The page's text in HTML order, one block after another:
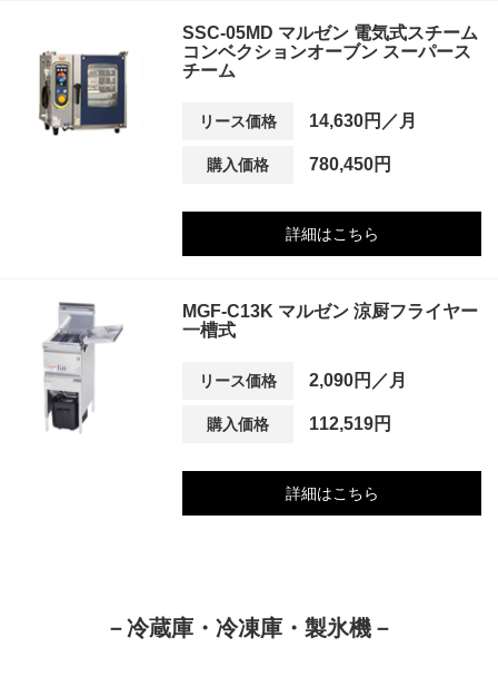
SSC-05MD マルゼン 電気式スチーム
コンベクションオーブン スーパース
チーム
リース価格 14,630円／月
購入価格 780,450円
詳細はこちら
MGF-C13K マルゼン 涼厨フライヤー
一槽式
リース価格 2,090円／月
購入価格 112,519円
詳細はこちら
－冷蔵庫・冷凍庫・製氷機－